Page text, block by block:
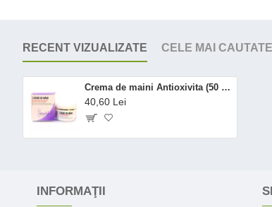
RECENT VIZUALIZATE CELE MAI CAUTATE
Crema de maini Antioxivita (50 ml), Phenalex
40,60 Lei
INFORMAŢII